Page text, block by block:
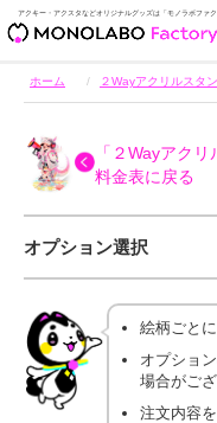
アクキー・アクスタなどオリジナルグッズは「モノラボファク
ホーム ２Wayアクリルスタ
「２Wayアク
料金表に戻る
オプション選択
絵柄ごと
オプショ
場合がご
注文内容